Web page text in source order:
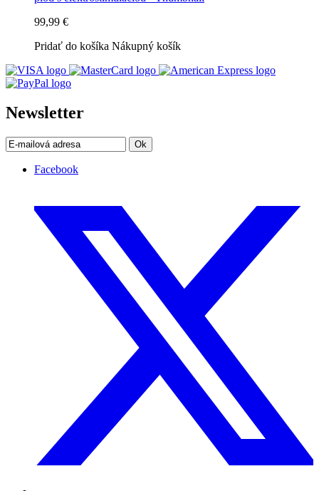
99,99 €
Pridať do košíka Nákupný košík
Newsletter
Ok
Facebook